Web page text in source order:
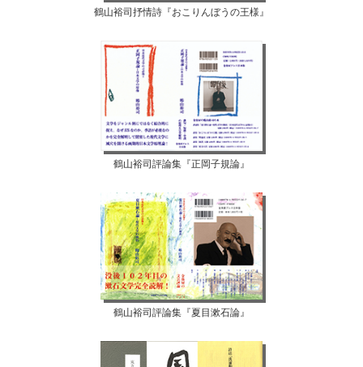
鶴山裕司抒情詩『おこりんぼうの王様』
鶴山裕司評論集『正岡子規論』
鶴山裕司評論集『夏目漱石論』